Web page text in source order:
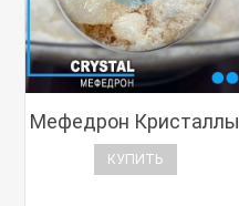
Мефедрон Кристаллы
КУПИТЬ